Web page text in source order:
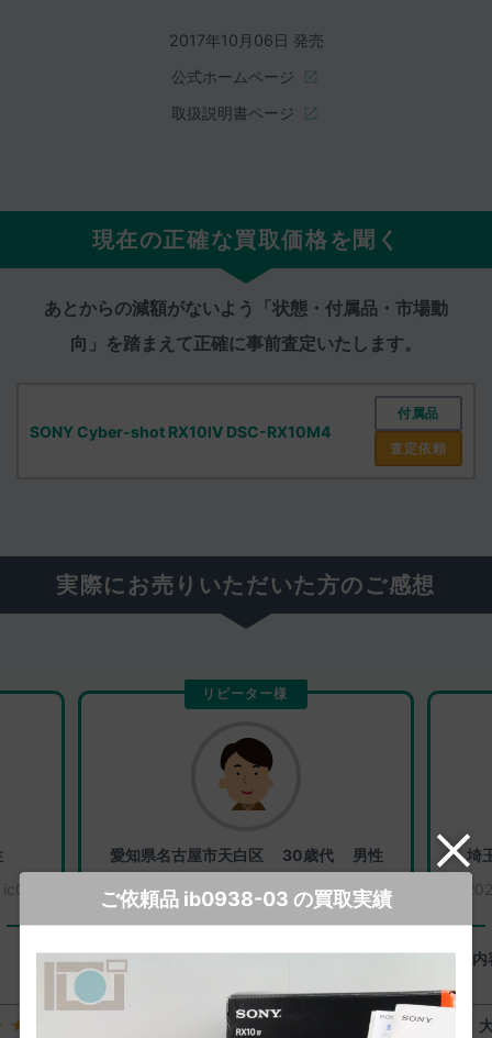
ご依頼品 ib0938-03 の買取実績
2017年10月06日 発売
公式ホームページ
取扱説明書ページ
現在の正確な買取価格を聞く
あとからの減額がないよう「状態・付属品・市場動
向」を踏まえて正確に事前査定いたします。
SONY Cyber-shot RX10IV DSC-RX10M4
付属品
査定依頼
実際にお売りいただいた方のご感想
ic0221
リピーター様
愛知県名古屋市天白区30歳代 男性
2026年08月08日
買取番号：ic0249
一心堂に感じたよいところ
査定などの素早さ。
★★★★☆
埼
査定内